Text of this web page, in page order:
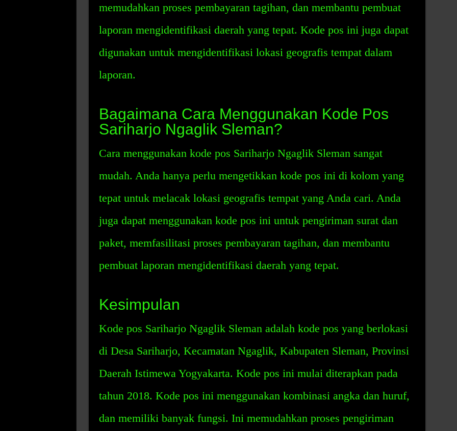
memudahkan proses pembayaran tagihan, dan membantu pembuat
laporan mengidentifikasi daerah yang tepat. Kode pos ini juga dapat
digunakan untuk mengidentifikasi lokasi geografis tempat dalam
laporan.
Bagaimana Cara Menggunakan Kode Pos
Sariharjo Ngaglik Sleman?
Cara menggunakan kode pos Sariharjo Ngaglik Sleman sangat
mudah. Anda hanya perlu mengetikkan kode pos ini di kolom yang
tepat untuk melacak lokasi geografis tempat yang Anda cari. Anda
juga dapat menggunakan kode pos ini untuk pengiriman surat dan
paket, memfasilitasi proses pembayaran tagihan, dan membantu
pembuat laporan mengidentifikasi daerah yang tepat.
Kesimpulan
Kode pos Sariharjo Ngaglik Sleman adalah kode pos yang berlokasi
di Desa Sariharjo, Kecamatan Ngaglik, Kabupaten Sleman, Provinsi
Daerah Istimewa Yogyakarta. Kode pos ini mulai diterapkan pada
tahun 2018. Kode pos ini menggunakan kombinasi angka dan huruf,
dan memiliki banyak fungsi. Ini memudahkan proses pengiriman